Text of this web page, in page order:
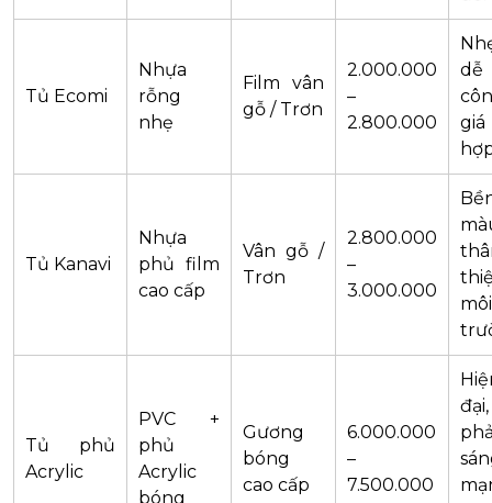
Tủ Ecomi
Nhựa
rỗng
nhẹ
Film vân
gỗ / Trơn
2.000.000
–
2.800.000
giá
Tủ Kanavi
Nhựa
phủ film
cao cấp
Vân gỗ /
Trơn
2.800.000
–
3.000.000
môi
Tủ phủ
Acrylic
PVC +
phủ
Acrylic
bóng
Gương
bóng
cao cấp
6.000.000
–
7.500.000
đại,